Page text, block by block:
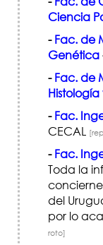
Ciencia
- Fac. de
Genética
- Fac. de
- Fac.
CECAL
- Fac.
Toda la
del
por lo
roto]